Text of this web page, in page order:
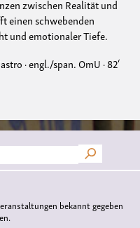
zwischen Realität und
einen schwebenden
und emotionaler Tiefe.
· engl./span. OmU · 82‘
bekannt gegeben